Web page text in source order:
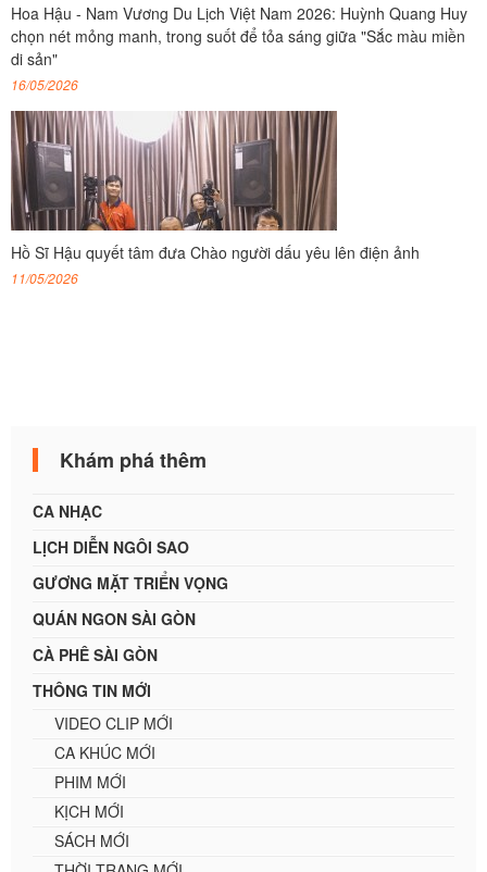
Hoa Hậu - Nam Vương Du Lịch Việt Nam 2026: Huỳnh Quang Huy
chọn nét mỏng manh, trong suốt để tỏa sáng giữa "Sắc màu miền
di sản"
16/05/2026
Hồ Sĩ Hậu quyết tâm đưa Chào người dấu yêu lên điện ảnh
11/05/2026
Khám phá thêm
CA NHẠC
LỊCH DIỄN NGÔI SAO
GƯƠNG MẶT TRIỂN VỌNG
QUÁN NGON SÀI GÒN
CÀ PHÊ SÀI GÒN
THÔNG TIN MỚI
VIDEO CLIP MỚI
CA KHÚC MỚI
PHIM MỚI
KỊCH MỚI
SÁCH MỚI